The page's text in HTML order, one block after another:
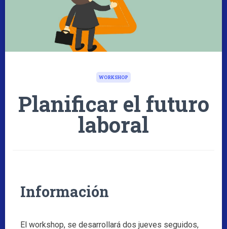
WORKSHOP
Planificar el futuro
laboral
Información
El workshop, se desarrollará dos jueves seguidos,